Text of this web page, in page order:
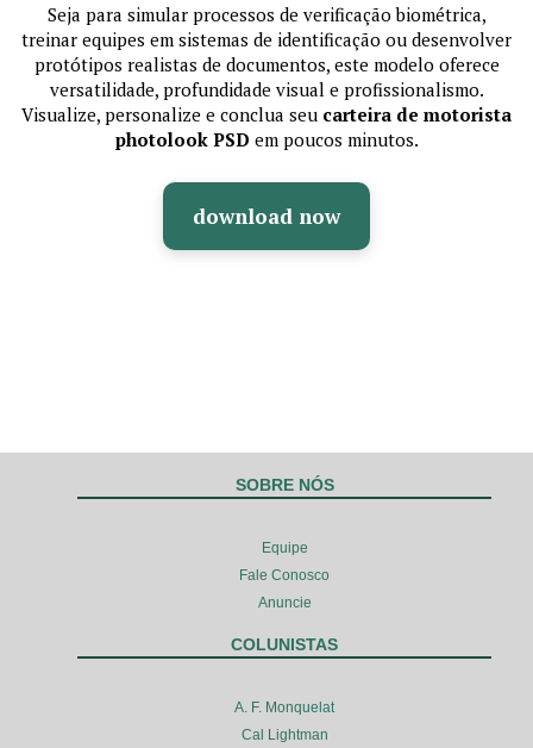
Seja para simular processos de verificação biométrica,
treinar equipes em sistemas de identificação ou desenvolver
protótipos realistas de documentos, este modelo oferece
versatilidade, profundidade visual e profissionalismo.
Visualize, personalize e conclua seu carteira de motorista
photolook PSD em poucos minutos.
download now
SOBRE NÓS
Equipe
Fale Conosco
Anuncie
COLUNISTAS
A. F. Monquelat
Cal Lightman